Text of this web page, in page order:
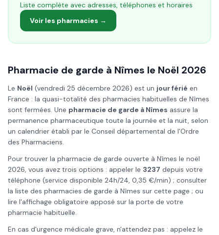
Liste complète avec adresses, téléphones et horaires
Voir les pharmacies →
Pharmacie de garde à Nîmes le Noël 2026
Le Noël (vendredi 25 décembre 2026) est un jour férié en
France : la quasi-totalité des pharmacies habituelles de Nîmes
sont fermées. Une pharmacie de garde à Nîmes assure la
permanence pharmaceutique toute la journée et la nuit, selon
un calendrier établi par le Conseil départemental de l'Ordre
des Pharmaciens.
Pour trouver la pharmacie de garde ouverte à Nîmes le noël
2026, vous avez trois options : appeler le 3237 depuis votre
téléphone (service disponible 24h/24, 0,35 €/min) ; consulter
la liste des pharmacies de garde à Nîmes sur cette page ; ou
lire l'affichage obligatoire apposé sur la porte de votre
pharmacie habituelle.
En cas d'urgence médicale grave, n'attendez pas : appelez le